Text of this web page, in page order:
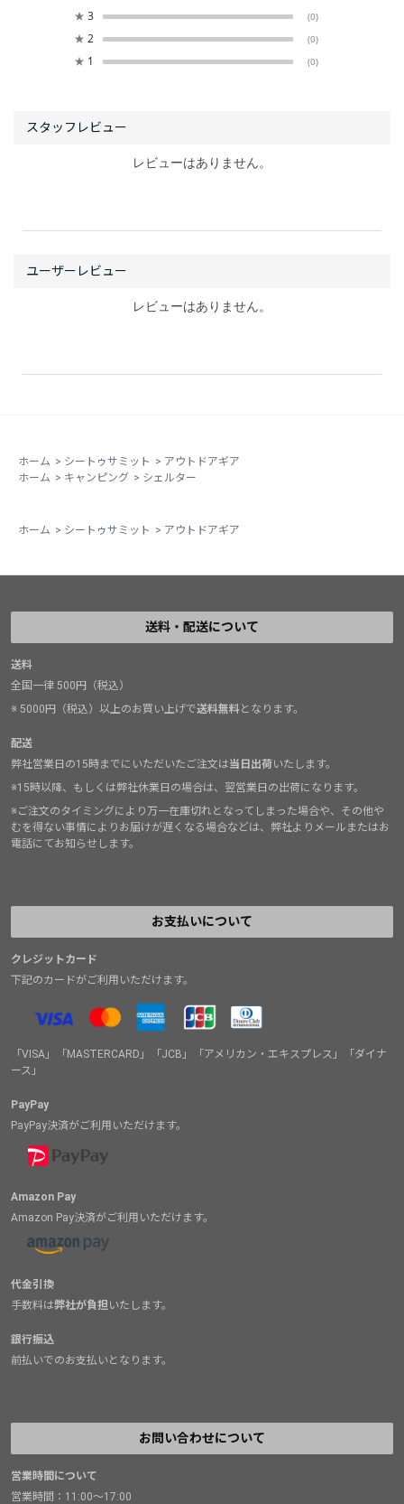
★ 3 (0)
★ 2 (0)
★ 1 (0)
レビューはありません。
レビューはありません。
ホーム > シートゥサミット > アウトドアギア
ホーム > キャンピング > シェルター
ホーム > シートゥサミット > アウトドアギア
送料・配送について
送料
全国一律 500円（税込）
※ 5000円（税込）以上のお買い上げで送料無料となります。
配送
弊社営業日の15時までにいただいたご注文は当日出荷いたします。
※15時以降、もしくは弊社休業日の場合は、翌営業日の出荷になります。
※ご注文のタイミングにより万一在庫切れとなってしまった場合や、その他や
むを得ない事情によりお届けが遅くなる場合などは、弊社よりメールまたはお
電話にてお知らせします。
お支払いについて
クレジットカード
下記のカードがご利用いただけます。
「VISA」「MASTERCARD」「JCB」「アメリカン・エキスプレス」「ダイナ
ース」
PayPay
PayPay決済がご利用いただけます。
Amazon Pay
Amazon Pay決済がご利用いただけます。
代金引換
手数料は弊社が負担 いたします。
銀行振込
前払いでのお支払いとなります。
お問い合わせについて
営業時間について
営業時間：11:00～17:00